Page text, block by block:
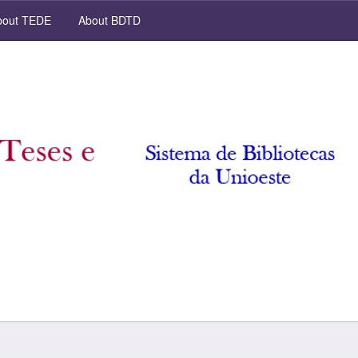
TEDE About BDTD